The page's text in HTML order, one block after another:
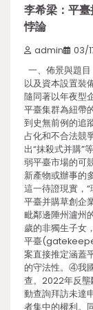
李希梁：平
悖論
admin 03/
一、佈景與題
以及資本設置裝
隨同著以年夜型
平臺集群為紐帶
到史無前例的追
占化和不合法競
出“抹殺式并購”
弱平臺市場的可
新產物或辦事的
這一待證現實，
平臺并購草創企
毗鄰邊陲州瀘州
歲的非獨生子女
平臺
案直接推定涵
的守法性。④我
查。2022年反壟
動查詢拜訪未達
者集中的權利。